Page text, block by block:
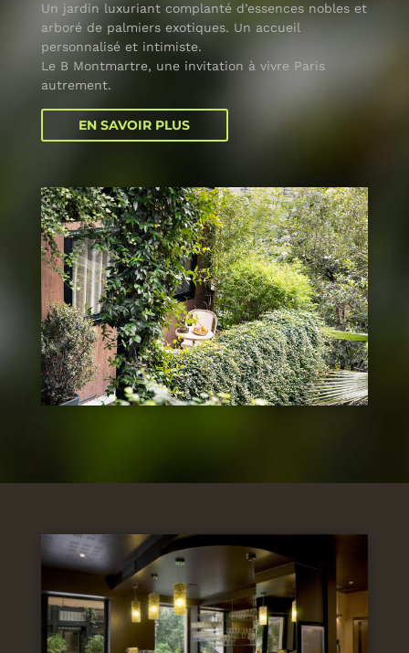
Un jardin luxuriant complanté d’essences nobles et
arboré de palmiers exotiques. Un accueil
personnalisé et intimiste.
Le B Montmartre, une invitation à vivre Paris
autrement.
EN SAVOIR PLUS